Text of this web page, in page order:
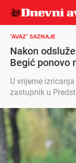
"AVAZ" SAZNAJE
Nakon
Begić ponovo
U vrijeme
zastupnik u